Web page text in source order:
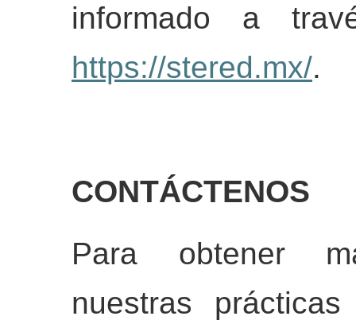
informado a
https://stered.mx/.
CONTÁCTENOS
Para obtener
nuestras